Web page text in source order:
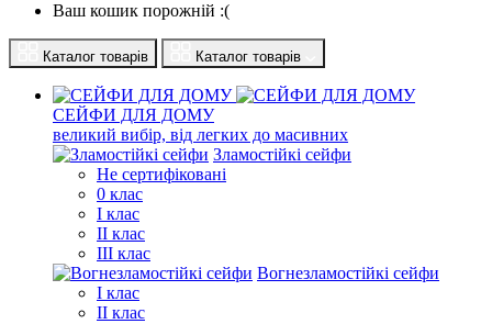
Ваш кошик порожній :(
Каталог товарів Каталог товарів
СЕЙФИ ДЛЯ ДОМУ
великий вибір, від легких до масивних
Зламостійкі сейфи
Не сертифіковані
0 клас
I клас
II клас
III клас
Вогнезламостійкі сейфи
I клас
II клас